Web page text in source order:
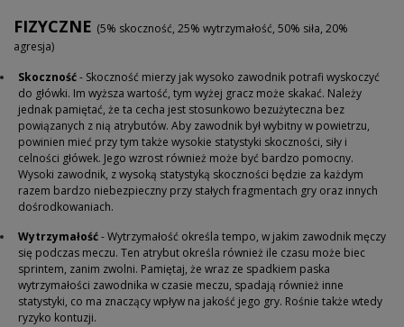
FIZYCZNE (5% skoczność, 25% wytrzymałość, 50% siła, 20%
agresja)
Skoczność- Skoczność mierzy jak wysoko zawodnik potrafi wyskoczyć
do główki. Im wyższa wartość, tym wyżej gracz może skakać. Należy
jednak pamiętać, że ta cecha jest stosunkowo bezużyteczna bez
powiązanych z nią atrybutów. Aby zawodnik był wybitny w powietrzu,
powinien mieć przy tym także wysokie statystyki skoczności, siły i
celności główek. Jego wzrost również może być bardzo pomocny.
Wysoki zawodnik, z wysoką statystyką skoczności będzie za każdym
razem bardzo niebezpieczny przy stałych fragmentach gry oraz innych
dośrodkowaniach.
Wytrzymałość- Wytrzymałość określa tempo, w jakim zawodnik męczy
się podczas meczu. Ten atrybut określa również ile czasu może biec
sprintem, zanim zwolni. Pamiętaj, że wraz ze spadkiem paska
wytrzymałości zawodnika w czasie meczu, spadają również inne
statystyki, co ma znaczący wpływ na jakość jego gry. Rośnie także wtedy
ryzyko kontuzji.